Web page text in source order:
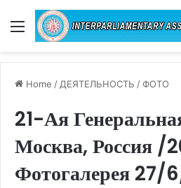
Menu
Home / ДЕЯТЕЛЬНОСТЬ /ФОТО
21-Ая
Москва, Россия /
Фотогалерея 27/